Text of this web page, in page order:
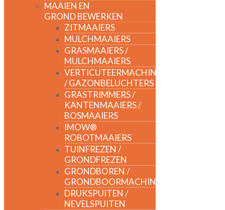
MAAIEN EN
GROND BEWERKEN
ZITMAAIERS
MULCHMAAIERS
GRASMAAIERS /
MULCHMAAIERS
VERTICUTEERMACHINES
/ GAZONBELUCHTERS
GRASTRIMMERS /
KANTENMAAIERS /
BOSMAAIERS
IMOW®
ROBOTMAAIERS
TUINFREZEN /
GRONDFREZEN
GRONDBOREN /
GRONDBOORMACHINES
DRUKSPUITEN /
NEVELSPUITEN